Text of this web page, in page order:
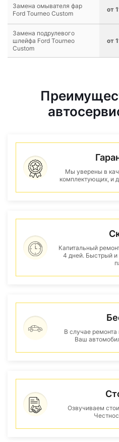
Замена омывателя фар
Ford Tourneo Custom
от
Замена подрулевого
шлейфа Ford Tourneo
Custom
от
Мы уверены в
комплектующих, и
Капитальный
4 дней. Быстрый и
В случае
Ваш
Озвучиваем